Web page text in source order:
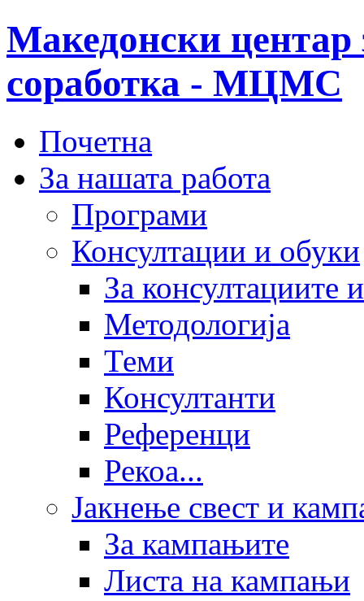
Македонски центар
соработка - МЦМС
Почетна
За нашата работа
Програми
Консултации и обуки
За консултациите
Методологија
Теми
Консултанти
Референци
Рекоа...
Јакнење свест и
За кампањите
Листа на кампањи